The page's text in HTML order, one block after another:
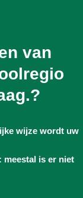
van
wijze wordt uw
meestal is er niet